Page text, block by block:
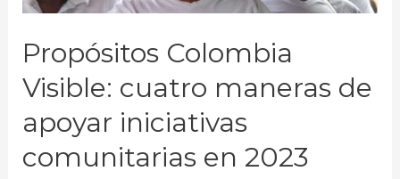
Propósitos Colombia
Visible: cuatro maneras de
apoyar iniciativas
comunitarias en 2023